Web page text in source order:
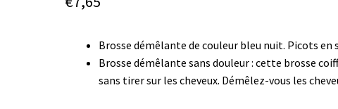
Brosse démêlante de couleur bleu nuit. Picots
Brosse démêlante sans douleur : cette brosse
sans tirer sur les cheveux. Démêlez-vous les